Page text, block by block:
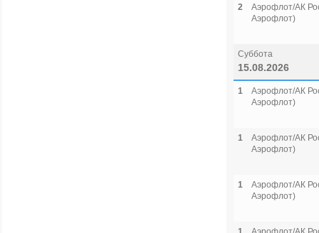
2
Аэрофлот/АК
Аэрофлот)
Суббота
15.08.2026
1
Аэрофлот/АК
Аэрофлот)
1
Аэрофлот/АК
Аэрофлот)
1
Аэрофлот/АК
Аэрофлот)